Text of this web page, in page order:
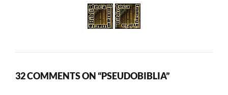
32 COMMENTS ON “PSEUDOBIBLIA”